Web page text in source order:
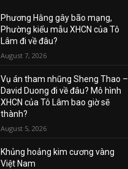
Phương Hằng gây bão mạng,
Phường kiểu mẫu XHCN của Tô
Lâm đi về đâu?
August 7, 2026
Vụ án tham nhũng Sheng Thao –
David Duong đi về đâu? Mô hình
XHCN của Tô Lâm bao giờ sẽ
thành?
August 5, 2026
Khủng hoảng kim cương vàng
Việt Nam